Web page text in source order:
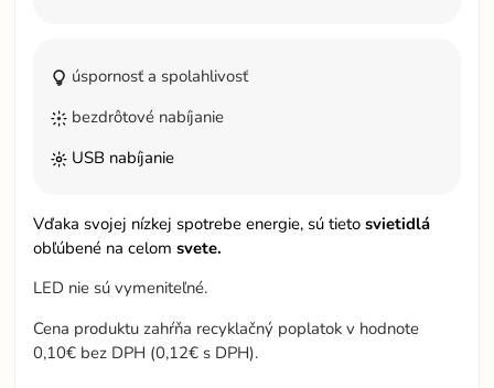
úspornosť a spolahlivosť
bezdrôtové nabíjanie
USB nabíjanie
Vďaka svojej nízkej spotrebe energie, sú tietosvietidlá
obľúbené na celomsvete.
LED nie sú vymeniteľné.
Cena produktu zahŕňa recyklačný poplatok v hodnote
0,10€ bez DPH (0,12€ s DPH).